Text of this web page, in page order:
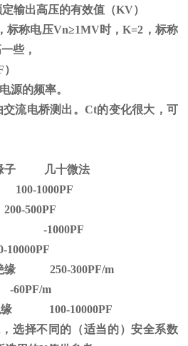
输出高压的有效值（KV）
标称电压Vn≥1MV时，K=2，标称
些，
源的频率。
流电桥测出。Ct的变化很大，可
缘子 几十微法
1000PF
500PF
-1000PF
绝缘 250-300PF/m
m
绝缘 100-10000PF
，选择不同的（适当的）安全系数